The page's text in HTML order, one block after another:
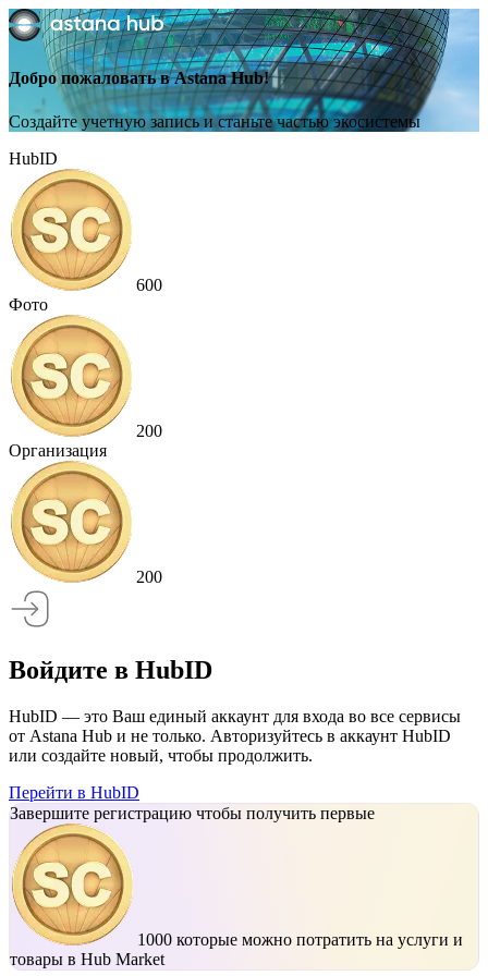
Добро пожаловать в Astana Hub!
Создайте учетную запись и станьте частью экосистемы
HubID
600
Фото
200
Организация
200
Войдите в HubID
HubID — это Ваш единый аккаунт для входа во все сервисы
от Astana Hub и не только. Авторизуйтесь в аккаунт HubID
или создайте новый, чтобы продолжить.
Перейти в HubID
Завершите регистрацию чтобы получить первые
1000 которые можно потратить на услуги и
товары в Hub Market